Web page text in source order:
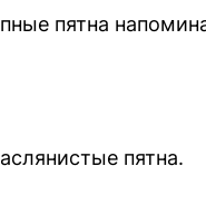
пятна
пятна.